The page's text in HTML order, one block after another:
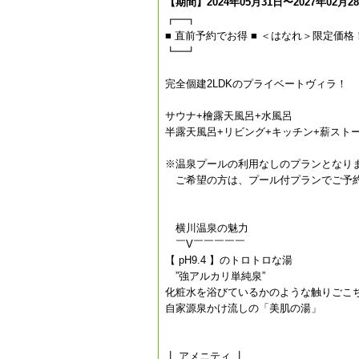
┏━┓
■ 直前予約でお得 ■ ＜はなれ＞限定価格
┗━┛
完全個建2LDKのプライベートヴィラ！
サウナ+檜露天風呂+水風呂
半露天風呂+リビング+キッチン+薪スト
※温泉プールの利用なしのプランとなり
ご希望の方は、プール付プランでご予
横川温泉の魅力
￣V￣￣￣￣￣
【 pH9.4 】のトロトロな湯
”強アルカリ単純泉”
化粧水を浴びているかのような触りごこ
自家源泉かけ流しの「美肌の湯」
┃ アメニティ ┃